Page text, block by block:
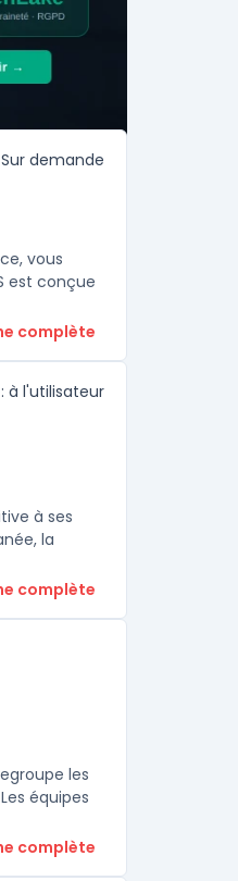
Sur demande
vous
est conçue
complète
: à l'utilisateur
à ses
la
complète
les
équipes
complète